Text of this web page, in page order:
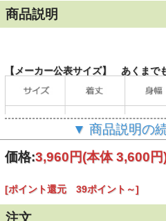
商品説明
【メーカー公表サイズ】 あくまで
▼ 商品説明の
価格:3,960円(本体 3,600円
[ポイント還元 39ポイント～]
注文